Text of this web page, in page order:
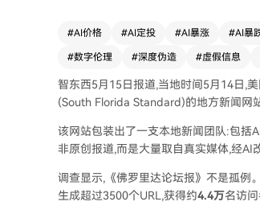
#AI价格 #AI定投 #AI暴涨 #AI暴
#数字伦理 #深度伪造 #虚假信息
智东西5月15日报道,当地时间5月14日,
(South Florida Standard)的地方新闻网
该网站包装出了一支本地新闻团队:包括
非原创报道,而是大量取自真实媒体,经AI
调查显示,《佛罗里达论坛报》不是孤例
生成超过3500个URL,获得约4.4万名访问